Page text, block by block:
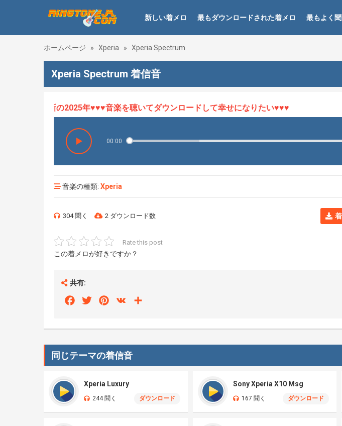
新しい着メロ 最もダウンロードされた着メロ 最もよく
ホームページ » Xperia » Xperia Spectrum
Xperia Spectrum 着信音
、最新の2025年♥♥♥音楽を聴いてダウンロードして幸せになりたい♥♥♥
00:00
音楽の種類: Xperia
304 聞く 2 ダウンロード数
Rate this post
この着メロが好きですか？
共有:
FacebookTwitterPinterest
VK
同じテーマの着信音
Xperia Luxury
244 聞く ダウンロード
Sony Xperia X10 Msg
167 聞く ダウンロード